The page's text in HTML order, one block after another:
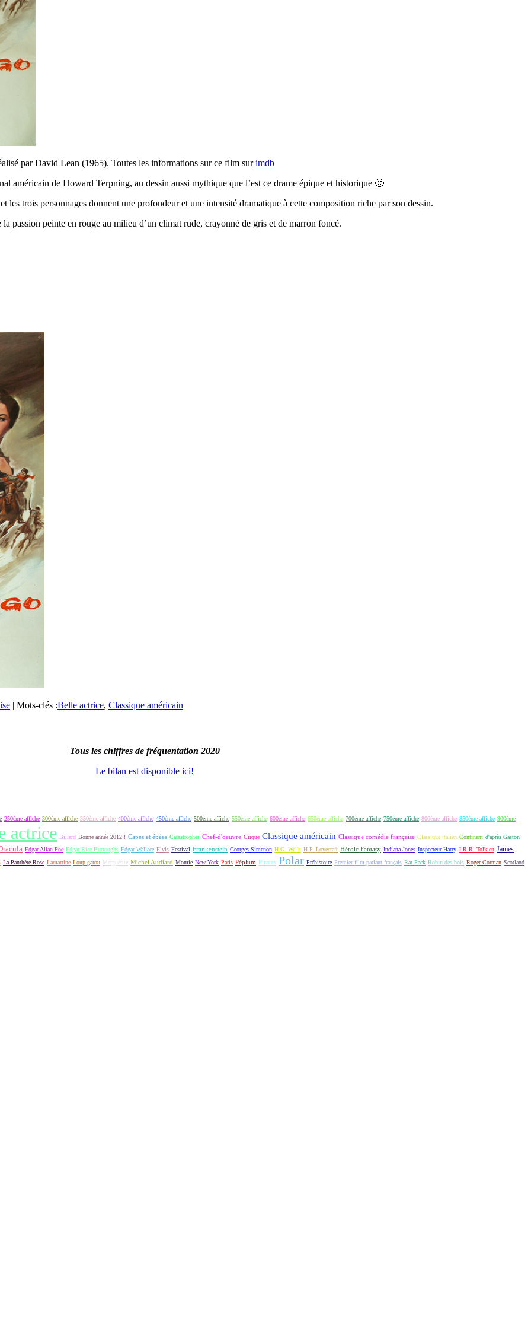
par David Lean (1965). Toutes les informations sur ce film surimdb
américain de Howard Terpning, au dessin aussi mythique que l’est ce drame épique et historique 🙂
les trois personnages donnent une profondeur et une intensité dramatique à cette composition riche par son dessin.
passion peinte en rouge au milieu d’un climat rude, crayonné de gris et de marron foncé.
| Mots-clés :Belle actrice, Classique américain
Tous les chiffres de fréquentation 2020
Le bilan est disponible ici!
250ème affiche 300ème affiche 350ème affiche 400ème affiche 450ème affiche 500ème affiche 550ème affiche 600ème affiche 650ème affiche 700ème affiche 750ème affiche 800ème affiche 850ème affiche 900ème
actrice Billard Bonne année 2012 ! Capes et épées Catastrophes Chef-d'oeuvre Cirque Classique américain Classique comédie française Classique italien Continent d'après Gaston
Edgar Allan Poe Edgar Rice Burroughs Edgar Wallace Elvis Festival Frankenstein Georges Simenon H.G. Wells H.P. Lovecraft Héroic Fantasy Indiana Jones Inspecteur Harry J.R.R. Tolkien James
La Panthère Rose Lamartine Loup-garou Marguerite Michel Audiard Momie New York Paris Péplum Pirates Polar Préhistoire Premier film parlant français Rat Pack Robin des bois Roger Corman Scotland